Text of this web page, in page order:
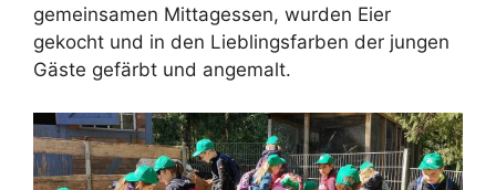
gemeinsamen Mittagessen, wurden Eier
gekocht und in den Lieblingsfarben der jungen
Gäste gefärbt und angemalt.